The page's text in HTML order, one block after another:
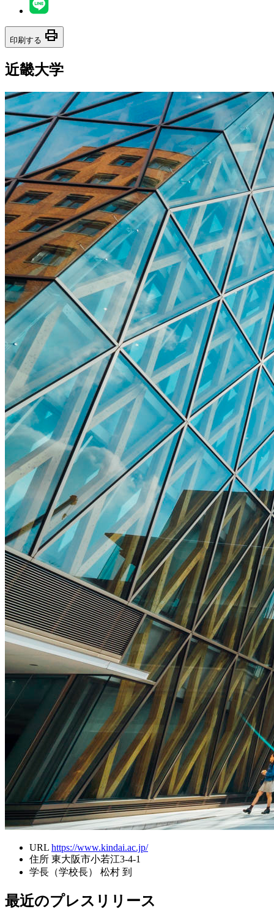
印刷する print
近畿大学
URL https://www.kindai.ac.jp/
住所 東大阪市小若江3-4-1
学長（学校長）
松村 到
最近のプレスリリース